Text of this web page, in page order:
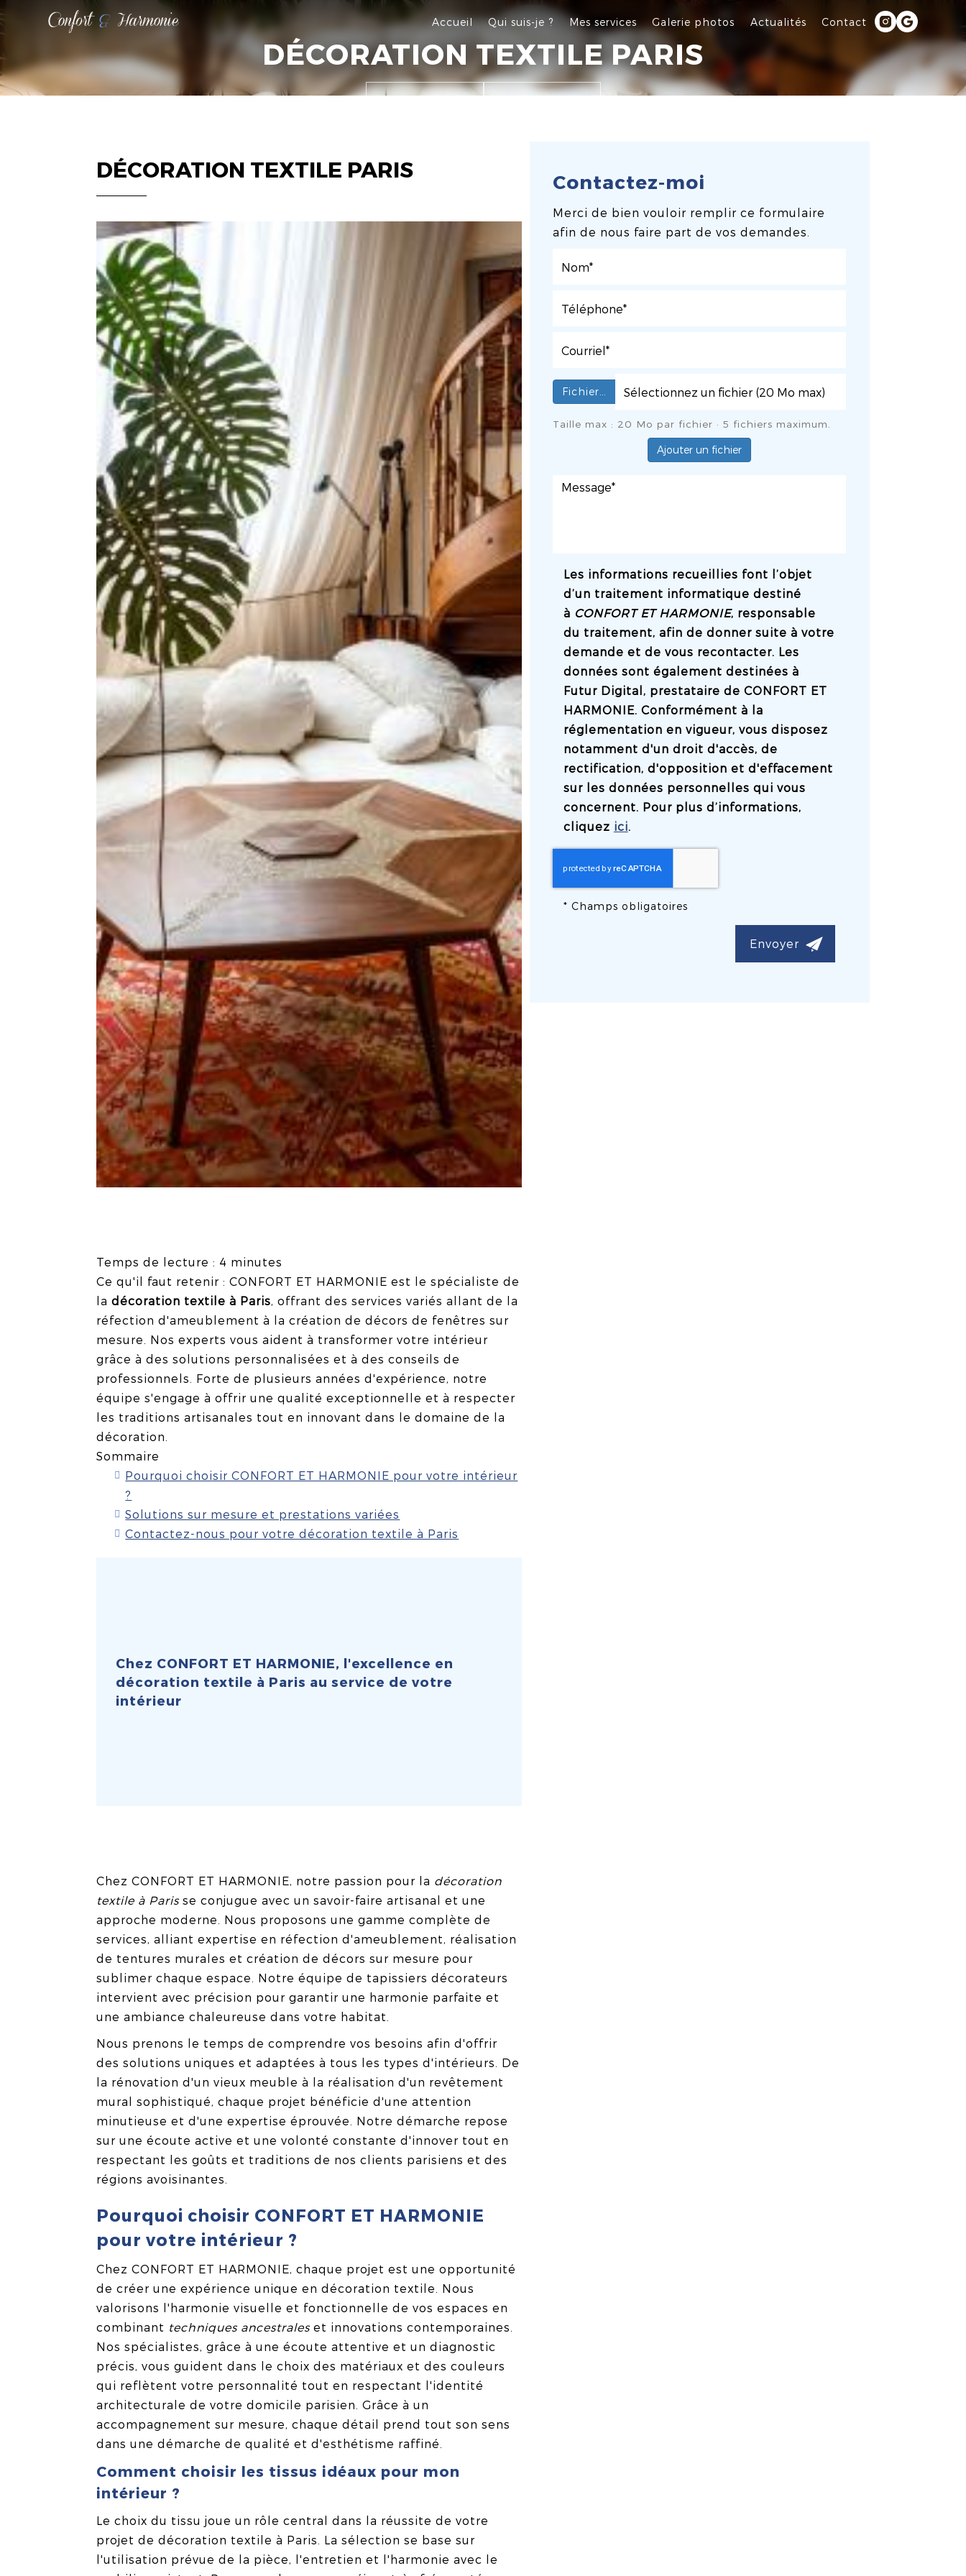
CONFORT
Accueil Qui suis-je ? Mes services Galerie photos Actualités Contact
DÉCORATION TEXTILE PARIS
DÉCORATION TEXTILE PARIS
Temps de lecture : 4 minutes
Ce qu'il faut retenir : CONFORT ET HARMONIE est le spécialiste de
ladécoration textile à Paris , offrant des services variés allant de la
réfection d'ameublement à la création de décors de fenêtres sur
mesure. Nos experts vous aident à transformer votre intérieur
grâce à des solutions personnalisées et à des conseils de
professionnels. Forte de plusieurs années d'expérience, notre
équipe s'engage à offrir une qualité exceptionnelle et à respecter
les traditions artisanales tout en innovant dans le domaine de la
décoration.
Sommaire
Pourquoi choisir CONFORT ET HARMONIE pour votre intérieur
?
Solutions sur mesure et prestations variées
Contactez-nous pour votre décoration textile à Paris
Chez CONFORT ET HARMONIE, l'excellence en
décoration textile à Paris au service de votre
intérieur
Chez CONFORT ET HARMONIE, notre passion pour la décoration
textile à Parisse conjugue avec un savoir-faire artisanal et une
approche moderne. Nous proposons une gamme complète de
services, alliant expertise en réfection d'ameublement, réalisation
de tentures murales et création de décors sur mesure pour
sublimer chaque espace. Notre équipe de tapissiers décorateurs
intervient avec précision pour garantir une harmonie parfaite et
une ambiance chaleureuse dans votre habitat.
Nous prenons le temps de comprendre vos besoins afin d'offrir
des solutions uniques et adaptées à tous les types d'intérieurs. De
la rénovation d'un vieux meuble à la réalisation d'un revêtement
mural sophistiqué, chaque projet bénéficie d'une attention
minutieuse et d'une expertise éprouvée. Notre démarche repose
sur une écoute active et une volonté constante d'innover tout en
respectant les goûts et traditions de nos clients parisiens et des
régions avoisinantes.
Pourquoi choisir CONFORT ET HARMONIE
pour votre intérieur ?
Chez CONFORT ET HARMONIE, chaque projet est une opportunité
de créer une expérience unique en décoration textile. Nous
valorisons l'harmonie visuelle et fonctionnelle de vos espaces en
combinant techniques ancestraleset innovations contemporaines.
Nos spécialistes, grâce à une écoute attentive et un diagnostic
précis, vous guident dans le choix des matériaux et des couleurs
qui reflètent votre personnalité tout en respectant l'identité
architecturale de votre domicile parisien. Grâce à un
accompagnement sur mesure, chaque détail prend tout son sens
dans une démarche de qualité et d'esthétisme raffiné.
Comment choisir les tissus idéaux pour mon
intérieur ?
Le choix du tissu joue un rôle central dans la réussite de votre
projet de décoration textile à Paris. La sélection se base sur
l'utilisation prévue de la pièce, l'entretien et l'harmonie avec le
Contactez-moi
Merci de bien vouloir remplir ce formulaire
afin de nous faire part de vos demandes.
Fichier…
Taille max : 20 Mo par fichier · 5 fichiers maximum.
Ajouter un fichier
Les informations recueillies font l’objet
d’un traitement informatique destiné
à CONFORT ET HARMONIE, responsable
du traitement, afin de donner suite à votre
demande et de vous recontacter. Les
données sont également destinées à
Futur Digital, prestataire de CONFORT ET
HARMONIE. Conformément à la
réglementation en vigueur, vous disposez
notamment d'un droit d'accès, de
rectification, d'opposition et d'effacement
sur les données personnelles qui vous
concernent. Pour plus d’informations,
cliquez ici.
* Champs obligatoires